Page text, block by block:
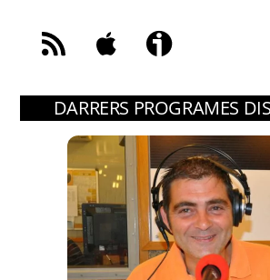
DARRERS PROGRAMES